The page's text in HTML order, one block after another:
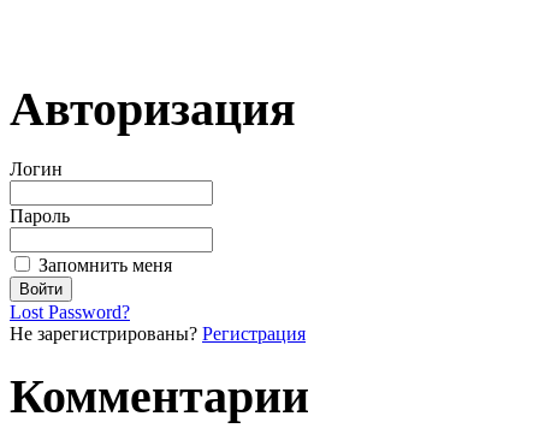
Авторизация
Логин
Пароль
Запомнить меня
Lost Password?
Не зарегистрированы? Регистрация
Комментарии